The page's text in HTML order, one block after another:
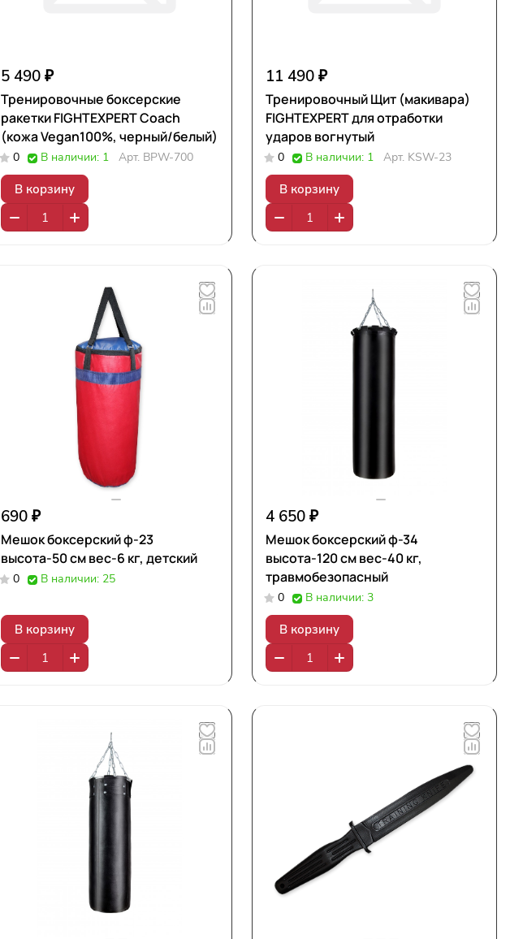
5 490 ₽
Тренировочные боксерские
ракетки FIGHTEXPERT Coach
(кожа Vegan100%, черный/белый)
0 В наличии: 1 Арт. BPW-700
В корзину
11 490 ₽
Тренировочный Щит (макивара)
FIGHTEXPERT для отработки
ударов вогнутый
0 В наличии: 1 Арт. KSW-23
В корзину
690 ₽
Мешок боксерский ф-23
высота-50 см вес-6 кг, детский
0 В наличии: 25
В корзину
4 650 ₽
Мешок боксерский ф-34
высота-120 см вес-40 кг,
травмобезопасный
0 В наличии: 3
В корзину